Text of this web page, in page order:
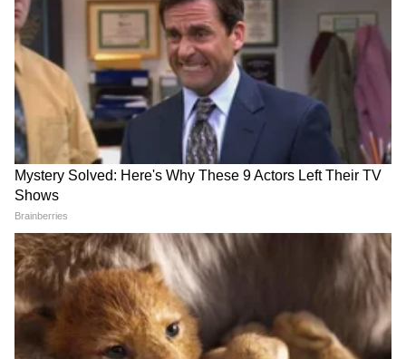
क्षमतेची मोठी बॅटरी. यामुळे फोन जास्त वेळ चालतो. यात
फास्ट चार्जिंगची सुविधाही असल्याचं कंपनीने सांगितलं
आहे. सामान्य वापरात ही बॅटरी दीड ते दोन दिवस (सुमारे
32 ते 48 तास) टिकते. जास्त गेमिंग किंवा कॅमेरा
वापरल्यास एक पूर्ण दिवस (किमान 24 तास) बॅटरी लाईफ
मिळेल.
5
5